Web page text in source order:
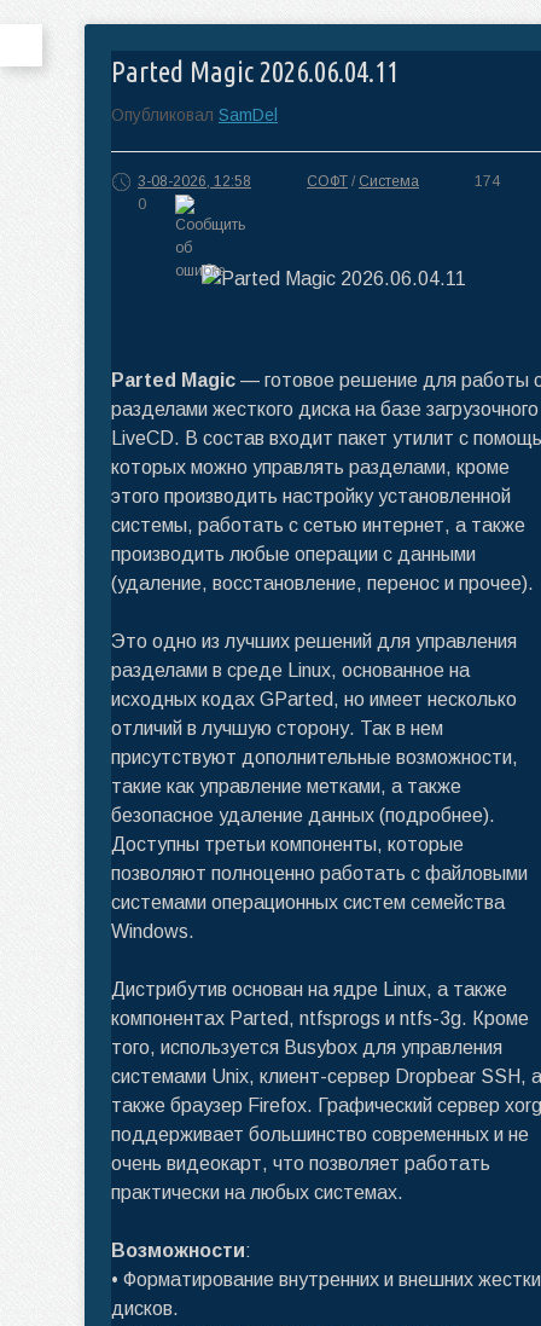
Parted Magic 2026.06.04.11
Опубликовал SamDel
3-08-2026, 12:58 СОФТ / Система
174
0
Parted Magic — готовое решение для работы
разделами жесткого диска на базе загрузочного
LiveCD. В состав входит пакет утилит с
которых можно управлять разделами, кроме
этого производить настройку установленной
системы, работать с сетью интернет, а также
производить любые операции с данными
(удаление, восстановление, перенос и прочее).
Это одно из лучших решений для управления
разделами в среде Linux, основанное на
исходных кодах GParted, но имеет несколько
отличий в лучшую сторону. Так в нем
присутствуют дополнительные возможности,
такие как управление метками, а также
безопасное удаление данных (подробнее).
Доступны третьи компоненты, которые
позволяют полноценно работать с файловыми
системами операционных систем семейства
Windows.
Дистрибутив основан на ядре Linux, а также
компонентах Parted, ntfsprogs и ntfs-3g. Кроме
того, используется Busybox для управления
системами Unix, клиент-сервер Dropbear SSH, а
также браузер Firefox. Графический сервер xorg
поддерживает большинство современных и не
очень видеокарт, что позволяет работать
практически на любых системах.
Возможности:
• Форматирование внутренних и внешних
дисков.